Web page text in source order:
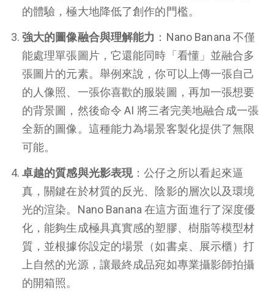
的體驗，極大地降低了創作的門檻。
強大的圖像融合與理解能力 ：Nano Banana 不僅
能處理單張圖片，它還能同時「看懂」並融合多
張圖片的元素。舉例來說，你可以上傳一張自己
的人像照、一張你喜歡的服裝圖，再加一張想要
的背景圖，然後命令 AI 將三者完美地融合成一張
全新的圖像。這種能力為場景客製化提供了無限
可能。
卓越的質感與光影表現：公仔之所以看起來逼
真，關鍵在於材質的反光、陰影的層次以及環境
光的渲染。Nano Banana 在這方面進行了深度優
化，能夠生成極具真實感的塑膠、樹脂等模型材
質，並根據你設定的場景（如書桌、展示櫃）打
上自然的光源，讓最終成品宛如專業攝影師拍攝
的開箱照。